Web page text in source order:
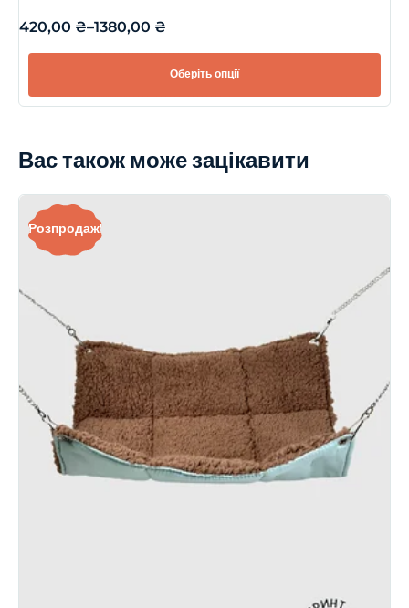
420,00 ₴–1380,00 ₴
Оберіть опції
Вас також може зацікавити
Розпродаж!